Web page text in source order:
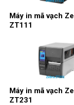
Máy in mã vạch
ZT111
Máy in mã vạch
ZT231